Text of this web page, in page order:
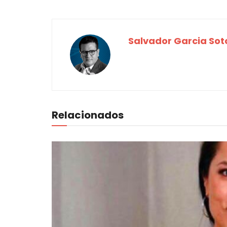
Salvador Garcia
Relacionados